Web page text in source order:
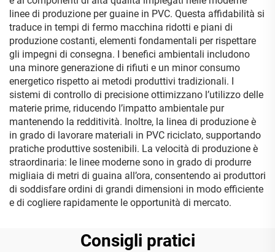
linee di produzione per guaine in PVC. Questa affidabilità si
traduce in tempi di fermo macchina ridotti e piani di
produzione costanti, elementi fondamentali per rispettare
gli impegni di consegna. I benefici ambientali includono
una minore generazione di rifiuti e un minor consumo
energetico rispetto ai metodi produttivi tradizionali. I
sistemi di controllo di precisione ottimizzano l’utilizzo delle
materie prime, riducendo l’impatto ambientale pur
mantenendo la redditività. Inoltre, la linea di produzione è
in grado di lavorare materiali in PVC riciclato, supportando
pratiche produttive sostenibili. La velocità di produzione è
straordinaria: le linee moderne sono in grado di produrre
migliaia di metri di guaina all’ora, consentendo ai produttori
di soddisfare ordini di grandi dimensioni in modo efficiente
e di cogliere rapidamente le opportunità di mercato.
Consigli pratici